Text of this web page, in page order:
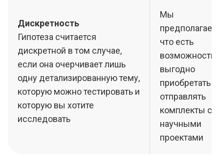
Дискретность
Гипотеза считается
дискретной в том случае,
если она очерчивает лишь
одну детализированную тему,
которую можно тестировать и
которую вы хотите
исследовать
Мы
что есть
возможность
выгодно
приобретать и
отправлять
комплекты с
научными
проектами